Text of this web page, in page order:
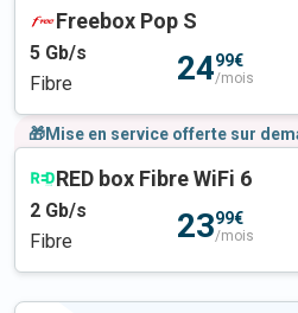
Freebox Pop S
5 Gb/s
Fibre
2499€
/mois
🎁Mise en service offerte sur
RED box Fibre WiFi 6
2 Gb/s
Fibre
2399€
/mois